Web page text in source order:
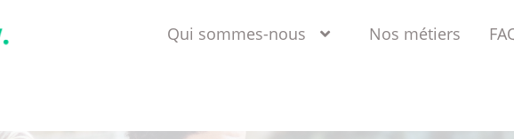
Qui sommes-nous Nos métiers